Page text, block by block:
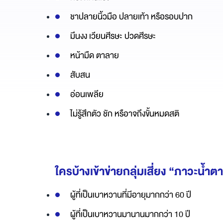
ชาปลายนิ้วมือ ปลายเท้า หรือรอบปาก
มึนงง เวียนศีรษะ ปวดศีรษะ
หน้ามืด ตาลาย
สับสน
อ่อนเพลีย
ไม่รู้สึกตัว ชัก หรือาจถึงขั้นหมดสติ
ใครบ้างเข้าข่ายกลุ่มเสี่ยง “ภาวะน้ำต
ผู้ที่เป็นเบาหวานที่มีอายุมากกว่า 60 ปี
ผู้ที่เป็นเบาหวานมานานมากกว่า 10 ปี